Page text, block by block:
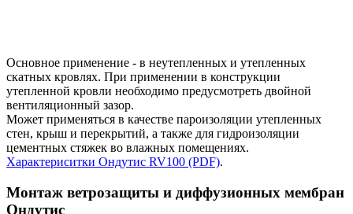
Основное применение - в неутепленных и утепленных
скатных кровлях. При применении в конструкции
утепленной кровли необходимо предусмотреть двойной
вентиляционный зазор.
Может применяться в качестве пароизоляции утепленных
стен, крыш и перекрытий, а также для гидроизоляции
цементных стяжек во влажных помещениях.
Характериситки Ондутис RV100 (PDF).
Монтаж ветрозащиты и диффузионных мембран
Ондутис